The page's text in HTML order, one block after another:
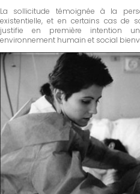
La sollicitude témoignée à la
existentielle, et en certains cas de
justifie en première intention
environnement humain et social